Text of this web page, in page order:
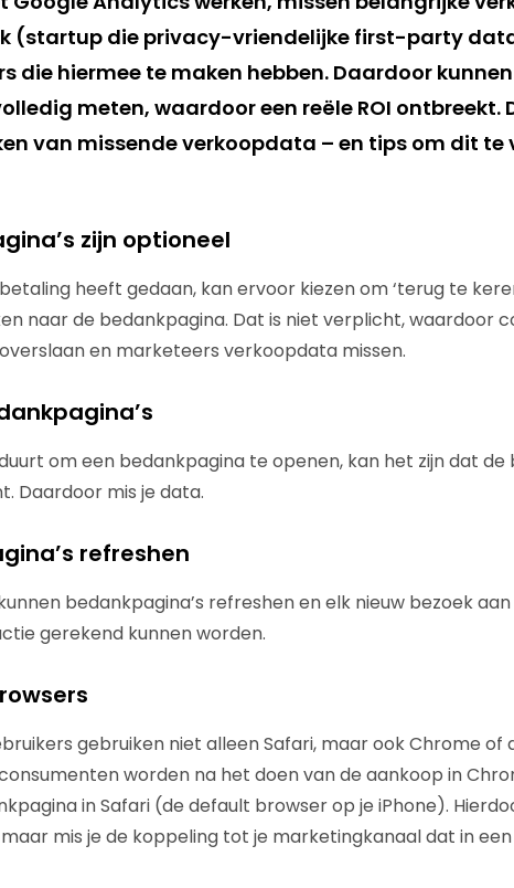
(startup die privacy-vriendelijke first-party
die hiermee te maken hebben. Daardoor
meten, waardoor een reële ROI ontbreekt.
van missende verkoopdata – en tips om dit te
zijn optioneel
heeft gedaan, kan ervoor kiezen om ‘terug te
naar de bedankpagina. Dat is niet verplicht, waardoor
en marketeers verkoopdata missen.
om een bedankpagina te openen, kan het zijn dat de
Daardoor mis je data.
refreshen
bedankpagina’s refreshen en elk nieuw bezoek
gerekend kunnen worden.
gebruiken niet alleen Safari, maar ook Chrome of
worden na het doen van de aankoop in
in Safari (de default browser op je iPhone).
mis je de koppeling tot je marketingkanaal dat in